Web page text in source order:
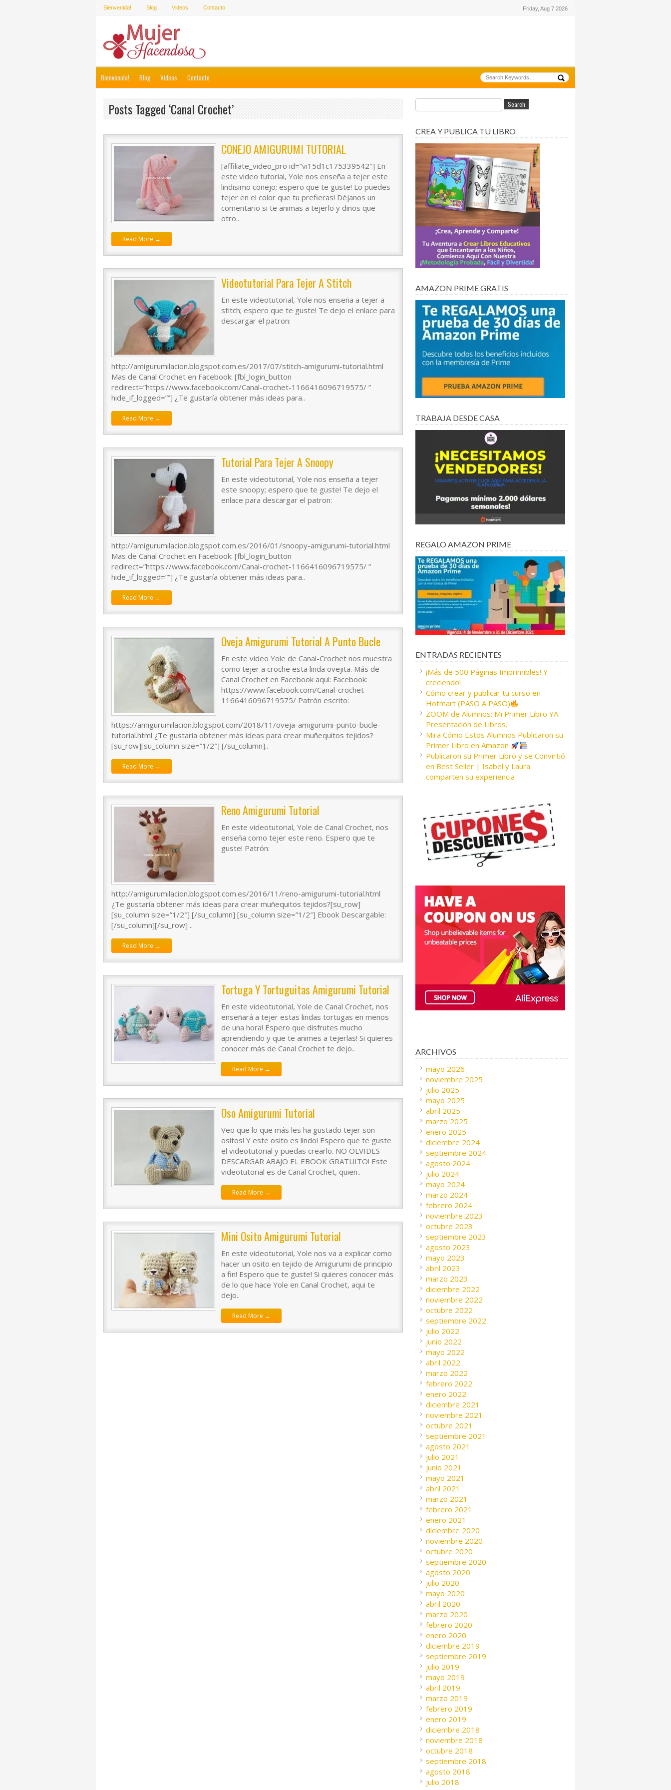
Bienvenida! Blog Videos Contacto Friday, Aug 7 2026
Bienvenida! Blog Videos Contacto
Posts Tagged ‘canal Crochet’
CONEJO AMIGURUMI TUTORIAL
[affiliate_video_pro id=”vi15d1c175339542″] En
este video tutorial, Yole nos enseña a tejer este
lindisimo conejo; espero que te guste! Lo puedes
tejer en el color que tu prefieras! Déjanos un
comentario si te animas a tejerlo y dinos que
otro..
Read More →
Videotutorial Para Tejer A Stitch
En este videotutorial, Yole nos enseña a tejer a
stitch; espero que te guste! Te dejo el enlace para
descargar el patron:
http://amigurumilacion.blogspot.com.es/2017/07/stitch-amigurumi-tutorial.html
Mas de Canal Crochet en Facebook: [fbl_login_button
redirect=”https://www.facebook.com/Canal-crochet-1166416096719575/ ”
hide_if_logged=””] ¿Te gustaría obtener más ideas para..
Read More →
Tutorial Para Tejer A Snoopy
En este videotutorial, Yole nos enseña a tejer
este snoopy; espero que te guste! Te dejo el
enlace para descargar el patron:
http://amigurumilacion.blogspot.com.es/2016/01/snoopy-amigurumi-tutorial.html
Mas de Canal Crochet en Facebook: [fbl_login_button
redirect=”https://www.facebook.com/Canal-crochet-1166416096719575/ ”
hide_if_logged=””] ¿Te gustaría obtener más ideas para..
Read More →
Oveja Amigurumi Tutorial A Punto Bucle
En este video Yole de Canal-Crochet nos muestra
como tejer a croche esta linda ovejita. Más de
Canal Crochet en Facebook aqui: Facebook:
https://www.facebook.com/Canal-crochet-
1166416096719575/ Patrón escrito:
https://amigurumilacion.blogspot.com/2018/11/oveja-amigurumi-punto-bucle-
tutorial.html ¿Te gustaría obtener más ideas para crear muñequitos tejidos?
[su_row][su_column size=”1/2″] [/su_column]..
Read More →
Reno Amigurumi Tutorial
En este videotutorial, Yole de Canal Crochet, nos
enseña como tejer este reno. Espero que te
guste! Patrón:
http://amigurumilacion.blogspot.com.es/2016/11/reno-amigurumi-tutorial.html
¿Te gustaría obtener más ideas para crear muñequitos tejidos?[su_row]
[su_column size=”1/2″] [/su_column] [su_column size=”1/2″] Ebook Descargable:
[/su_column][/su_row] ..
Read More →
Tortuga Y Tortuguitas Amigurumi Tutorial
En este videotutorial, Yole de Canal Crochet, nos
enseñará a tejer estas lindas tortugas en menos
de una hora! Espero que disfrutes mucho
aprendiendo y que te animes a tejerlas! Si quieres
conocer más de Canal Crochet te dejo..
Read More →
Oso Amigurumi Tutorial
Veo que lo que más les ha gustado tejer son
ositos! Y este osito es lindo! Espero que te guste
el videotutorial y puedas crearlo. NO OLVIDES
DESCARGAR ABAJO EL EBOOK GRATUITO! Este
videotutorial es de Canal Crochet, quien..
Read More →
Mini Osito Amigurumi Tutorial
En este videotutorial, Yole nos va a explicar como
hacer un osito en tejido de Amigurumi de principio
a fin! Espero que te guste! Si quieres conocer más
de lo que hace Yole en Canal Crochet, aqui te
dejo..
Read More →
CREA Y PUBLICA TU LIBRO
AMAZON PRIME GRATIS
TRABAJA DESDE CASA
REGALO AMAZON PRIME
ENTRADAS RECIENTES
¡Más de 500 Páginas Imprimibles! Y
creciendo!
Cómo crear y publicar tu curso en
Hotmart (PASO A PASO)
ZOOM de Alumnos: Mi Primer Libro YA
Presentación de Libros.
Mira Cómo Estos Alumnos Publicaron su
Primer Libro en Amazon
Publicaron su Primer Libro y se Convirtió
en Best Seller | Isabel y Laura
comparten su experiencia
ARCHIVOS
mayo 2026
noviembre 2025
julio 2025
mayo 2025
abril 2025
marzo 2025
enero 2025
diciembre 2024
septiembre 2024
agosto 2024
julio 2024
mayo 2024
marzo 2024
febrero 2024
noviembre 2023
octubre 2023
septiembre 2023
agosto 2023
mayo 2023
abril 2023
marzo 2023
diciembre 2022
noviembre 2022
octubre 2022
septiembre 2022
julio 2022
junio 2022
mayo 2022
abril 2022
marzo 2022
febrero 2022
enero 2022
diciembre 2021
noviembre 2021
octubre 2021
septiembre 2021
agosto 2021
julio 2021
junio 2021
mayo 2021
abril 2021
marzo 2021
febrero 2021
enero 2021
diciembre 2020
noviembre 2020
octubre 2020
septiembre 2020
agosto 2020
julio 2020
mayo 2020
abril 2020
marzo 2020
febrero 2020
enero 2020
diciembre 2019
septiembre 2019
julio 2019
mayo 2019
abril 2019
marzo 2019
febrero 2019
enero 2019
diciembre 2018
noviembre 2018
octubre 2018
septiembre 2018
agosto 2018
julio 2018